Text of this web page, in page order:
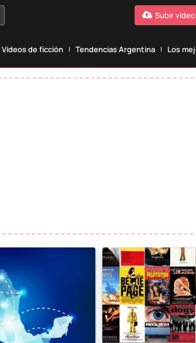
Subir vídeo
Vídeos de ficción Tendencias Argentina Los